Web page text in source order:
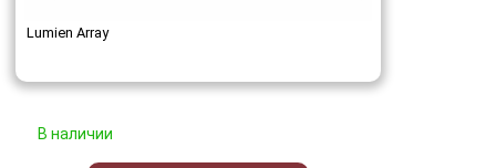
Lumien Array
В наличии